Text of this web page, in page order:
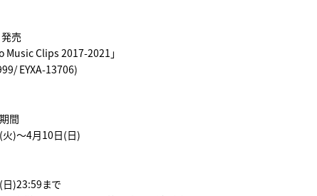
売
Music Clips 2017-2021」
EYXA-13706)
間
)～4月10日(日)
)23:59まで